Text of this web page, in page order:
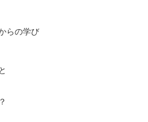
らの学び